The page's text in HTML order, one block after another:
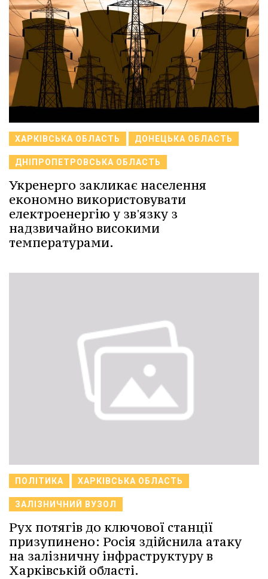
ХАРКІВСЬКА ОБЛАСТЬ ДОНЕЦЬКА ОБЛАСТЬ
ДНІПРОПЕТРОВСЬКА ОБЛАСТЬ
Укренерго закликає населення
економно використовувати
електроенергію у зв'язку з
надзвичайно високими
температурами.
ПОЛІТИКА ХАРКІВСЬКА ОБЛАСТЬ
ЗАЛІЗНИЧНИЙ ВУЗОЛ
Рух потягів до ключової станції
призупинено: Росія здійснила атаку
на залізничну інфраструктуру в
Харківській області.